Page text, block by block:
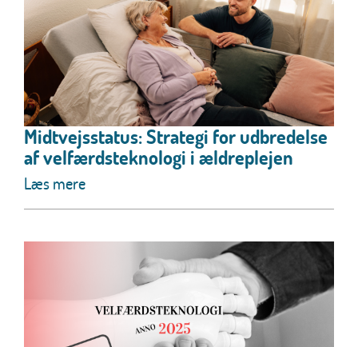
Midtvejsstatus: Strategi for udbredelse
af velfærdsteknologi i ældreplejen
Læs mere